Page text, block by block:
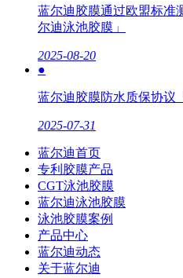
蓝尔迪胶膜通过欧盟标准
尔迪泳池胶膜」
2025-08-20
●
蓝尔迪胶膜防水质保协议
2025-07-31
蓝尔迪首页
专利胶膜产品
CGT泳池胶膜
蓝尔迪泳池胶膜
泳池胶膜案例
产品中心
蓝尔迪动态
关于蓝尔迪